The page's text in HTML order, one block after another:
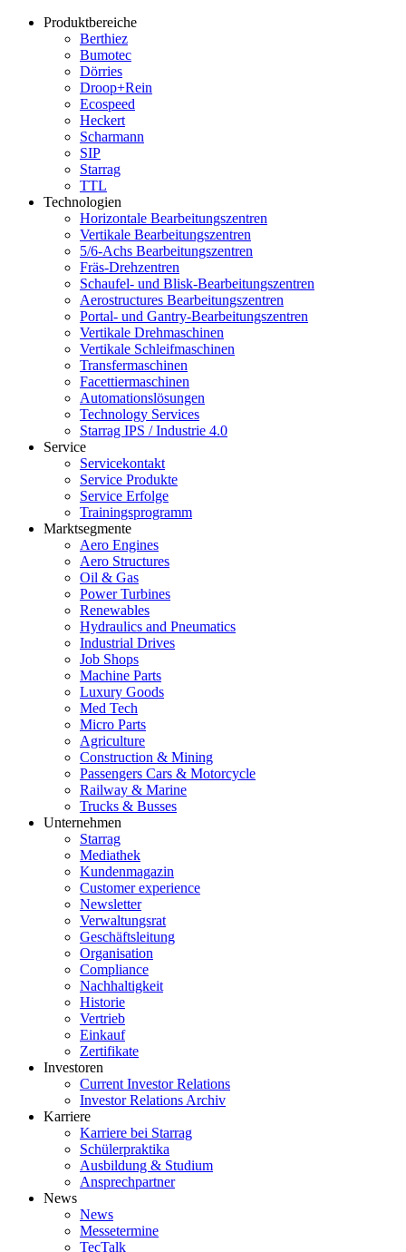
Produktbereiche
Berthiez
Bumotec
Dörries
Droop+Rein
Ecospeed
Heckert
Scharmann
SIP
Starrag
TTL
Technologien
Horizontale Bearbeitungszentren
Vertikale Bearbeitungszentren
5/6-Achs Bearbeitungszentren
Fräs-Drehzentren
Schaufel- und Blisk-Bearbeitungszentren
Aerostructures Bearbeitungszentren
Portal- und Gantry-Bearbeitungszentren
Vertikale Drehmaschinen
Vertikale Schleifmaschinen
Transfermaschinen
Facettiermaschinen
Automationslösungen
Technology Services
Starrag IPS / Industrie 4.0
Service
Servicekontakt
Service Produkte
Service Erfolge
Trainingsprogramm
Marktsegmente
Aero Engines
Aero Structures
Oil & Gas
Power Turbines
Renewables
Hydraulics and Pneumatics
Industrial Drives
Job Shops
Machine Parts
Luxury Goods
Med Tech
Micro Parts
Agriculture
Construction & Mining
Passengers Cars & Motorcycle
Railway & Marine
Trucks & Busses
Unternehmen
Starrag
Mediathek
Kundenmagazin
Customer experience
Newsletter
Verwaltungsrat
Geschäftsleitung
Organisation
Compliance
Nachhaltigkeit
Historie
Vertrieb
Einkauf
Zertifikate
Investoren
Current Investor Relations
Investor Relations Archiv
Karriere
Karriere bei Starrag
Schülerpraktika
Ausbildung & Studium
Ansprechpartner
News
News
Messetermine
TecTalk